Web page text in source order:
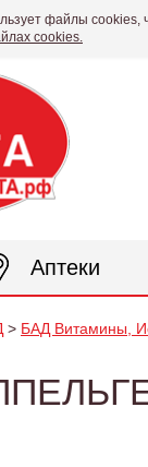
файлы
cookies.
Аптеки
> БАД Витамины,